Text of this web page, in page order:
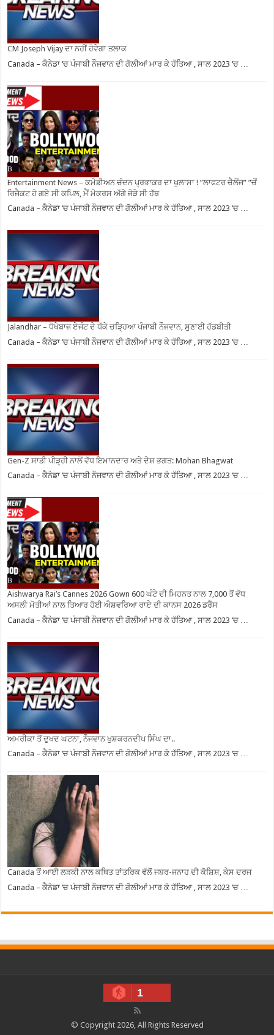
CM Joseph Vijay ਦਾ ਨਹੀਂ ਹੋਵੇਗਾ ਤਲਾਕ
Canada – ਕੈਨੇਡਾ ‘ਚ ਪੰਜਾਬੀ ਨੌਜਵਾਨ ਦੀ ਗੋਲੀਆਂ ਮਾਰ ਕੇ ਹੱਤਿਆ , ਸਾਲ 2023 ‘ਚ …
Entertainment News – ਕਮੇਡੀਅਨ ਚੰਦਨ ਪ੍ਰਭਾਕਰ ਦਾ ਖੁਲਾਸਾ ! ”ਲਾਫਟਰ ਚੈਲੇਂਜ” ”ਚੋਂ
ਰਿਜੈਕਟ ਹੋ ਗਏ ਸੀ ਕਪਿਲ, ਮੈਂ ਮੇਕਰਸ ਅੱਗੇ ਜੋੜੇ ਸੀ ਹੱਥ
Canada – ਕੈਨੇਡਾ ‘ਚ ਪੰਜਾਬੀ ਨੌਜਵਾਨ ਦੀ ਗੋਲੀਆਂ ਮਾਰ ਕੇ ਹੱਤਿਆ , ਸਾਲ 2023 ‘ਚ …
Jalandhar – ਧੋਖੇਬਾਜ਼ ਏਜੰਟ ਦੇ ਧੱਕੇ ਚੜ੍ਹਿਆ ਪੰਜਾਬੀ ਨੌਜਵਾਨ, ਸੁਣਾਈ ਹੱਡਬੀਤੀ
Canada – ਕੈਨੇਡਾ ‘ਚ ਪੰਜਾਬੀ ਨੌਜਵਾਨ ਦੀ ਗੋਲੀਆਂ ਮਾਰ ਕੇ ਹੱਤਿਆ , ਸਾਲ 2023 ‘ਚ …
Gen-Z ਸਾਡੀ ਪੀੜ੍ਹੀ ਨਾਲੋਂ ਵੱਧ ਇਮਾਨਦਾਰ ਅਤੇ ਦੇਸ਼ ਭਗਤ: Mohan Bhagwat
Canada – ਕੈਨੇਡਾ ‘ਚ ਪੰਜਾਬੀ ਨੌਜਵਾਨ ਦੀ ਗੋਲੀਆਂ ਮਾਰ ਕੇ ਹੱਤਿਆ , ਸਾਲ 2023 ‘ਚ …
Aishwarya Rai’s Cannes 2026 Gown 600 ਘੰਟੇ ਦੀ ਮਿਹਨਤ ਨਾਲ 7,000 ਤੋਂ ਵੱਧ
ਅਸਲੀ ਮੋਤੀਆਂ ਨਾਲ ਤਿਆਰ ਹੋਈ ਐਸ਼ਵਰਿਆ ਰਾਏ ਦੀ ਕਾਨਸ 2026 ਡਰੈੱਸ
Canada – ਕੈਨੇਡਾ ‘ਚ ਪੰਜਾਬੀ ਨੌਜਵਾਨ ਦੀ ਗੋਲੀਆਂ ਮਾਰ ਕੇ ਹੱਤਿਆ , ਸਾਲ 2023 ‘ਚ …
ਅਮਰੀਕਾ ਤੋਂ ਦੁਖਦ ਘਟਨਾ, ਨੌਜਵਾਨ ਖੁਸ਼ਕਰਨਦੀਪ ਸਿੰਘ ਦਾ..
Canada – ਕੈਨੇਡਾ ‘ਚ ਪੰਜਾਬੀ ਨੌਜਵਾਨ ਦੀ ਗੋਲੀਆਂ ਮਾਰ ਕੇ ਹੱਤਿਆ , ਸਾਲ 2023 ‘ਚ …
Canada ਤੋਂ ਆਈ ਲੜਕੀ ਨਾਲ ਕਥਿਤ ਤਾਂਤਰਿਕ ਵੱਲੋਂ ਜਬਰ-ਜਨਾਹ ਦੀ ਕੋਸ਼ਿਸ਼, ਕੇਸ ਦਰਜ
Canada – ਕੈਨੇਡਾ ‘ਚ ਪੰਜਾਬੀ ਨੌਜਵਾਨ ਦੀ ਗੋਲੀਆਂ ਮਾਰ ਕੇ ਹੱਤਿਆ , ਸਾਲ 2023 ‘ਚ …
1
© Copyright 2026, All Rights Reserved